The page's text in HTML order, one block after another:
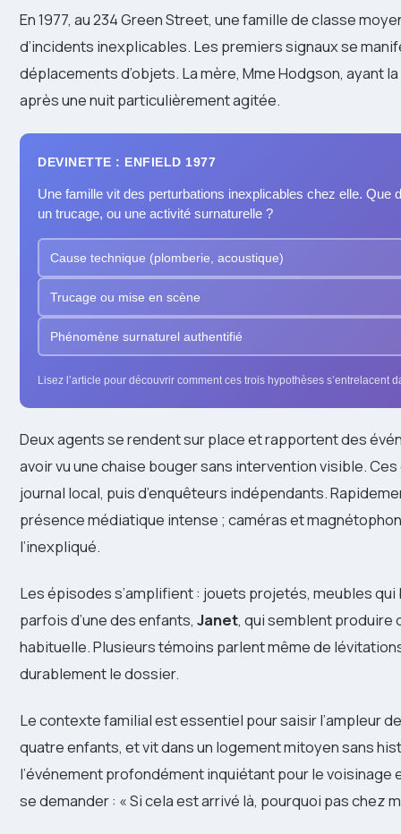
En 1977, au 234 Green Street, une famille de classe
d’incidents inexplicables. Les premiers signaux se
déplacements d’objets. La mère, Mme Hodgson, ayant
après une nuit particulièrement agitée.
DEVINETTE : ENFIELD 1977
Une famille vit des perturbations inexplicables chez elle. Que
un trucage, ou une activité surnaturelle ?
Cause technique (plomberie, acoustique)
Trucage ou mise en scène
Phénomène surnaturel authentifié
Lisez l’article pour découvrir comment ces trois hypothèses s’entrelacent
Deux agents se rendent sur place et rapportent des
avoir vu une chaise bouger sans intervention visible.
journal local, puis d’enquêteurs indépendants.
présence médiatique intense ; caméras et
l’inexpliqué.
Les épisodes s’amplifient : jouets projetés, meubles
parfois d’une des enfants, Janet, qui semblent produire
habituelle. Plusieurs témoins parlent même de
durablement le dossier.
Le contexte familial est essentiel pour saisir l’ampleur
quatre enfants, et vit dans un logement mitoyen sans
l’événement profondément inquiétant pour le
se demander : « Si cela est arrivé là, pourquoi pas chez